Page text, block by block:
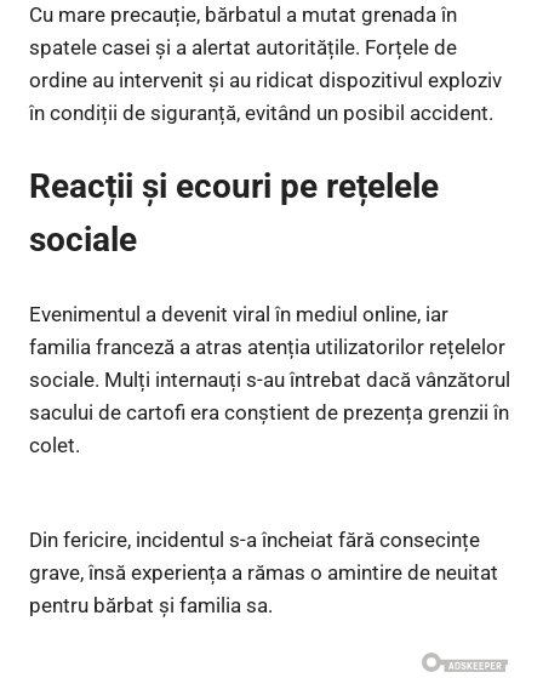
Cu mare precauție, bărbatul a mutat grenada în
spatele casei și a alertat autoritățile. Forțele de
ordine au intervenit și au ridicat dispozitivul exploziv
în condiții de siguranță, evitând un posibil accident.
Reacții și ecouri pe rețelele
sociale
Evenimentul a devenit viral în mediul online, iar
familia franceză a atras atenția utilizatorilor rețelelor
sociale. Mulți internauți s-au întrebat dacă vânzătorul
sacului de cartofi era conștient de prezența grenzii în
colet.
Din fericire, incidentul s-a încheiat fără consecințe
grave, însă experiența a rămas o amintire de neuitat
pentru bărbat și familia sa.